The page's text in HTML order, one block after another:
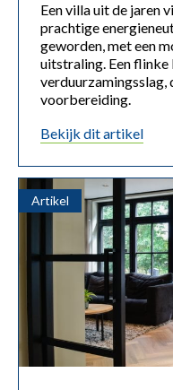
Een villa uit de jaren
prachtige
geworden, met een
uitstraling. Een flinke
verduurzamingsslag,
voorbereiding.
bekijk dit artikel
Artikel